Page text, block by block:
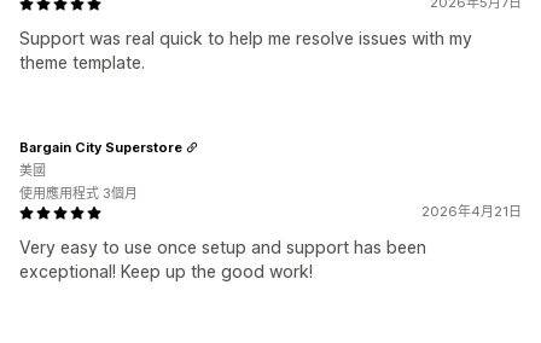
Support was real quick to help me resolve issues with my
theme template.
2026年4月21日
Very easy to use once setup and support has been
exceptional! Keep up the good work!
Bargain City Superstore
美國
使用應用程式 3個月